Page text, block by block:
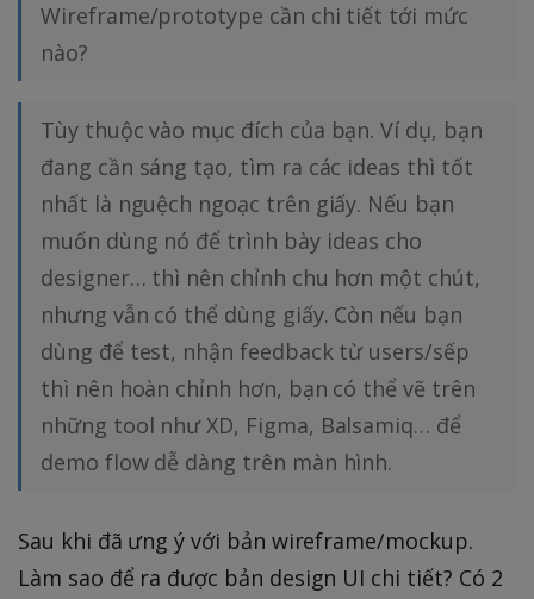
Wireframe/prototype cần chi tiết tới mức
nào?
Tùy thuộc vào mục đích của bạn. Ví dụ, bạn
đang cần sáng tạo, tìm ra các ideas thì tốt
nhất là nguệch ngoạc trên giấy. Nếu bạn
muốn dùng nó để trình bày ideas cho
designer… thì nên chỉnh chu hơn một chút,
nhưng vẫn có thể dùng giấy. Còn nếu bạn
dùng để test, nhận feedback từ users/sếp
thì nên hoàn chỉnh hơn, bạn có thể vẽ trên
những tool như XD, Figma, Balsamiq… để
demo flow dễ dàng trên màn hình.
Sau khi đã ưng ý với bản wireframe/mockup.
Làm sao để ra được bản design UI chi tiết? Có 2